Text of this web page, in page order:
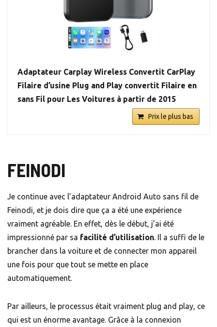
Adaptateur Carplay Wireless Convertit CarPlay
Filaire d’usine Plug and Play convertit Filaire en
sans Fil pour Les Voitures à partir de 2015
Prix le plus bas
FEINODI
Je continue avec l’adaptateur Android Auto sans fil de
Feinodi, et je dois dire que ça a été une expérience
vraiment agréable. En effet, dès le début, j’ai été
impressionné par sa facilité d’utilisation. Il a suffi de le
brancher dans la voiture et de connecter mon appareil
une fois pour que tout se mette en place
automatiquement.
Par ailleurs, le processus était vraiment plug and play, ce
qui est un énorme avantage. Grâce à la connexion